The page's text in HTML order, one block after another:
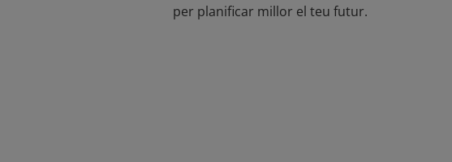
per planificar millor el teu futur.